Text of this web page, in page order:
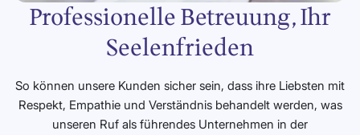
Professionelle Betreuung, Ihr
Seelenfrieden
So können unsere Kunden sicher sein, dass ihre Liebsten mit
Respekt, Empathie und Verständnis behandelt werden, was
unseren Ruf als führendes Unternehmen in der